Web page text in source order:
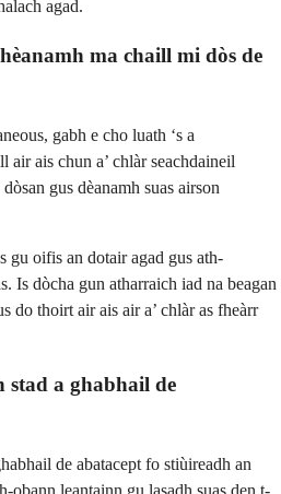
agad.
ma chaill mi dòs de
gabh e cho luath ‘s a
ais chun a’ chlàr seachdaineil
gus dèanamh suas airson
oifis an dotair agad gus ath-
Is dòcha gun atharraich iad na beagan
do thoirt air ais air a’ chlàr as fheàrr
a ghabhail de
de abatacept fo stiùireadh an
obann leantainn gu lasadh suas den t-